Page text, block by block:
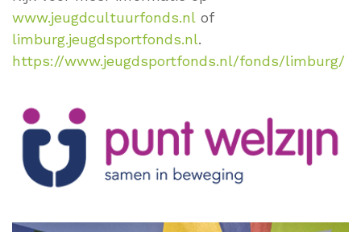
www.jeugdcultuurfonds.nl of
limburg.jeugdsportfonds.nl.
https://www.jeugdsportfonds.nl/fonds/limburg/